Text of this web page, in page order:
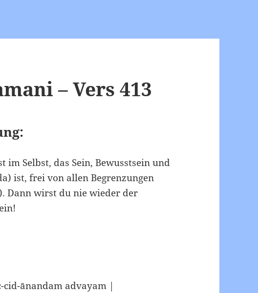
– Vers 413
im Selbst, das Sein, Bewusstsein und
ist, frei von allen Begrenzungen
Dann wirst du nie wieder der
ānandam advayam |